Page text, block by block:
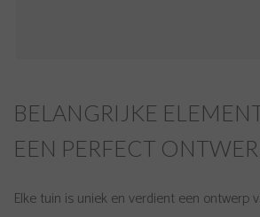
BELANGRIJKE
EEN PERFECT
Elke tuin is uniek en verdient een ontwerp